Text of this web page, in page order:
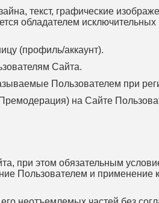
текст, графические
обладателем исключительных
(профиль/аккаунт).
Сайта.
Пользователем при
на Сайте
при этом обязательным
Пользователем и применение